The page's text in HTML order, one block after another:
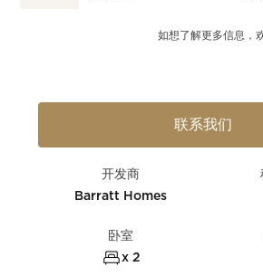
如想了解更多信息，
联系我们
开发商
Barratt Homes
卧室
x 2